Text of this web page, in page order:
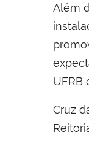
Além
UFRB
Cruz